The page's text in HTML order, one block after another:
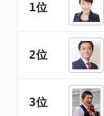
1位
2位
3位